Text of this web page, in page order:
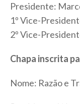
Presidente:
1º Vice-
2º Vice-
Chapa inscrita
Nome: Razão e